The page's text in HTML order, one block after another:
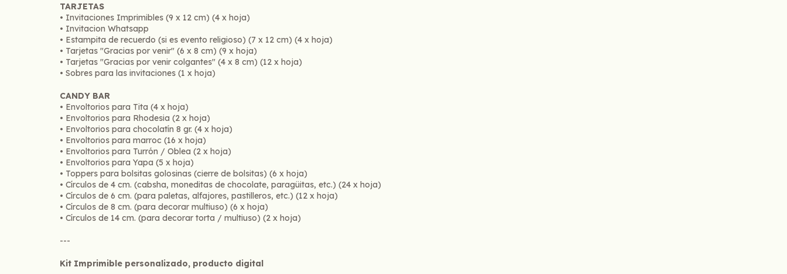
TARJETAS
• Invitaciones Imprimibles (9 x 12 cm) (4 x hoja)
• Invitacion Whatsapp
• Estampita de recuerdo (si es evento religioso) (7 x 12 cm) (4 x hoja)
• Tarjetas "Gracias por venir" (6 x 8 cm) (9 x hoja)
• Tarjetas "Gracias por venir colgantes" (4 x 8 cm) (12 x hoja)
• Sobres para las invitaciones (1 x hoja)
CANDY BAR
• Envoltorios para Tita (4 x hoja)
• Envoltorios para Rhodesia (2 x hoja)
• Envoltorios para chocolatín 8 gr. (4 x hoja)
• Envoltorios para marroc (16 x hoja)
• Envoltorios para Turrón / Oblea (2 x hoja)
• Envoltorios para Yapa (5 x hoja)
• Toppers para bolsitas golosinas (cierre de bolsitas) (6 x hoja)
• Círculos de 4 cm. (cabsha, moneditas de chocolate, paragüitas, etc.) (24 x hoja)
• Círculos de 6 cm. (para paletas, alfajores, pastilleros, etc.) (12 x hoja)
• Círculos de 8 cm. (para decorar multiuso) (6 x hoja)
• Círculos de 14 cm. (para decorar torta / multiuso) (2 x hoja)
---
Kit Imprimible personalizado, producto digital